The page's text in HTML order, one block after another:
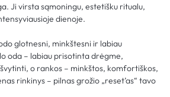
Ji virsta sąmoningu, estetišku ritualu,
dienoje.
glotnesni, minkštesni ir labiau
oda – labiau prisotinta drėgme,
o rankos – minkštos, komfortiškos,
rinkinys – pilnas grožio „reset’as“ tavo